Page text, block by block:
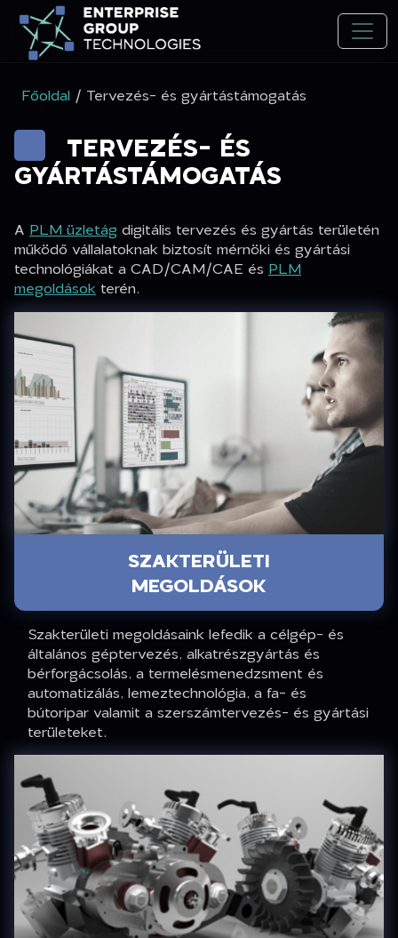
Főoldal / Tervezés- és gyártástámogatás
TERVEZÉS- ÉS
GYÁRTÁSTÁMOGATÁS
A PLM üzletág digitális tervezés és gyártás területén
működő vállalatoknak biztosít mérnöki és gyártási
technológiákat a CAD/CAM/CAE és PLM
megoldások terén.
SZAKTERÜLETI
MEGOLDÁSOK
Szakterületi megoldásaink lefedik a célgép- és
általános géptervezés, alkatrészgyártás és
bérforgácsolás, a termelésmenedzsment és
automatizálás, lemeztechnológia, a fa- és
bútoripar valamit a szerszámtervezés- és gyártási
területeket.